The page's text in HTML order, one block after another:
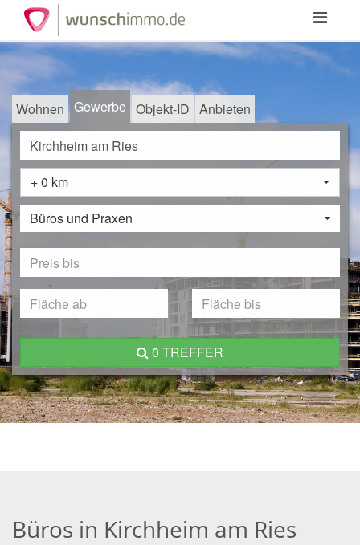
Toggle
Wohnen Gewerbe Objekt-ID Anbieten
+ 0 km
Büros und Praxen
0 TREFFER
Büros in Kirchheim am Ries